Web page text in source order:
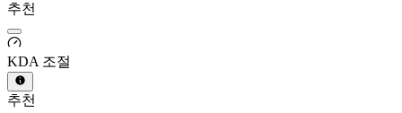
추천
KDA 조절
추천